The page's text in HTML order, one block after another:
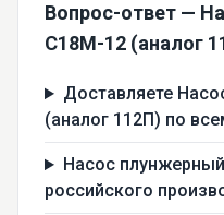
Вопрос-ответ —
С18М-12 (аналог
Доставляете
(аналог 112П) по
Насос
российского